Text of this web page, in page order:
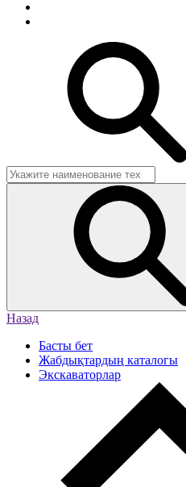
Назад
Басты бет
Жабдықтардың каталогы
Экскаваторлар